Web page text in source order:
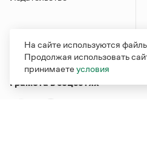
Грамота в соцсетях
На сайте используются
Продолжая использовать
принимаетеусловия